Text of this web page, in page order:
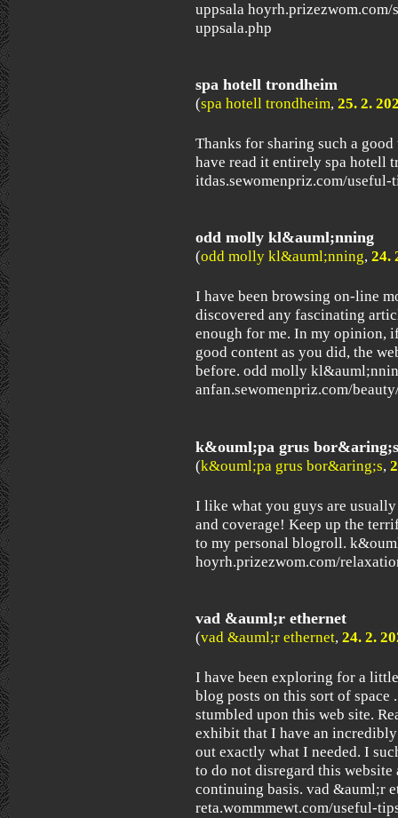
uppsala
uppsala.php
spa hotell trondheim
(spa hotell trondheim, 25. 2.
Thanks for sharing such a
have read it entirely spa hotell
itdas.sewomenpriz.com/
odd molly kl&auml;nning
(odd molly kl&auml;nning, 24.
I have been browsing on-line
discovered any fascinating
enough for me. In my opinion,
good content as you did, the
before. odd molly
anfan.sewomenpriz.com/
k&ouml;pa grus bor&aring;s
(k&ouml;pa grus bor&aring;s,
I like what you guys are
and coverage! Keep up the
to my personal blogroll.
hoyrh.prizezwom.com/
vad &auml;r ethernet
(vad &auml;r ethernet, 24. 2.
I have been exploring for a
blog posts on this sort of
stumbled upon this web site.
exhibit that I have an
out exactly what I needed. I
to do not disregard this
continuing basis. vad &auml;r
reta.wommmewt.com/useful-